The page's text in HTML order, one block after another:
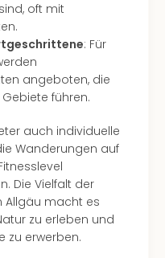
oft mit
: Für
angeboten, die
führen.
auch individuelle
Wanderungen auf
Die Vielfalt der
Allgäu macht es
zu erleben und
zu erwerben.